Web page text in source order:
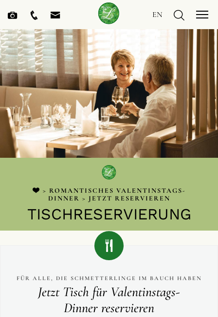
EN
> ROMANTISCHES VALENTINSTAGS-
DINNER > JETZT RESERVIEREN
TISCHRESERVIERUNG
FÜR ALLE, DIE SCHMETTERLINGE IM BAUCH HABEN
Jetzt Tisch für Valentinstags-
Dinner reservieren